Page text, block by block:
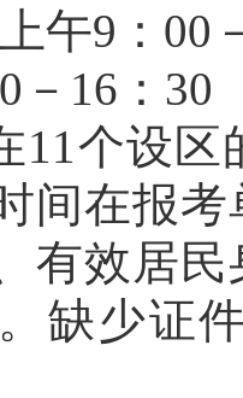
午9：00
－16：
11个设
间在报
有效居
缺少证